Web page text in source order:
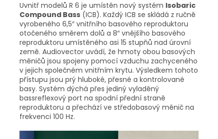
Uvnitř modelů R 6 je umístěn nový systém Isobaric
Compound Bass (ICB). Každý ICB se skládá z ručně
vyrobeného 6,5″ vnitřního basového reproduktoru
otočeného směrem dolů a 8″ vnějšího basového
reproduktoru umístěného asi 15 stupňů nad úrovní
země. Audiovector uvádí, že hmoty obou basových
měničů jsou spojeny pomocí vzduchu zachyceného
v jejich společném vnitřním krytu. Výsledkem tohoto
přístupu jsou prý hluboké, přesné a kontrolované
basy. Systém dýchá přes jediný vyladěný
bassreflexový port na spodní přední straně
reproduktoru a přechází ve středobasový měnič na
frekvenci 100 Hz.